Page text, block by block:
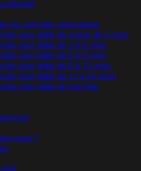
prénatal
les activités postnatales
pour bébé de moins de 3 mois
pour bébé de 3 à 6 mois
pour bébé de 6 à 9 mois
pour bébé de 9 à 12 mois
pour bébé de 12 à 24 mois
pour bébé de tout âge
nous ?